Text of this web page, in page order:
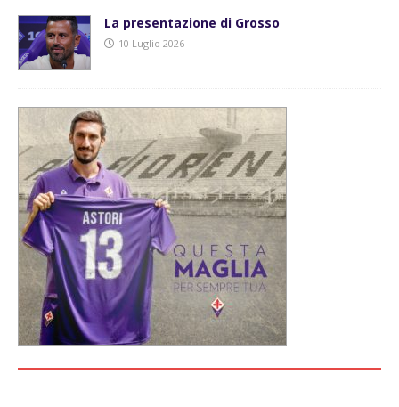
La presentazione di Grosso
10 Luglio 2026